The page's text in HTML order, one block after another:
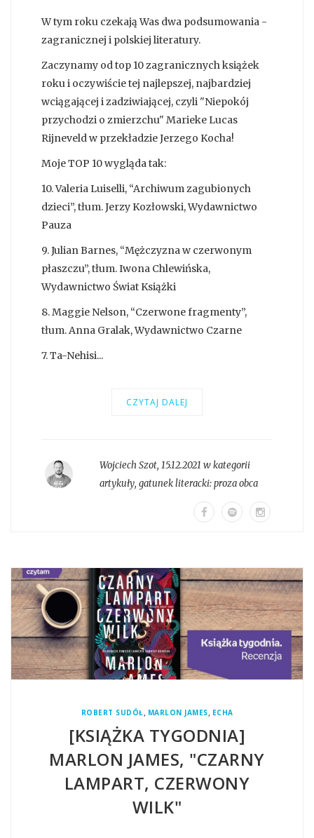
W tym roku czekają Was dwa podsumowania -
zagranicznej i polskiej literatury.
Zaczynamy od top 10 zagranicznych książek
roku i oczywiście tej najlepszej, najbardziej
wciągającej i zadziwiającej, czyli "Niepokój
przychodzi o zmierzchu" Marieke Lucas
Rijneveld w przekładzie Jerzego Kocha!
Moje TOP 10 wygląda tak:
10. Valeria Luiselli, “Archiwum zagubionych
dzieci”, tłum. Jerzy Kozłowski, Wydawnictwo
Pauza
9. Julian Barnes, “Mężczyzna w czerwonym
płaszczu”, tłum. Iwona Chlewińska,
Wydawnictwo Świat Książki
8. Maggie Nelson, “Czerwone fragmenty”,
tłum. Anna Gralak, Wydawnictwo Czarne
7. Ta-Nehisi...
CZYTAJ DALEJ
Wojciech Szot, 15.12.2021 w kategorii
artykuły, gatunek literacki:proza obca
ROBERT SUDÓŁ, MARLON JAMES, ECHA
[KSIĄŻKA TYGODNIA]
MARLON JAMES, "CZARNY
LAMPART, CZERWONY
WILK"